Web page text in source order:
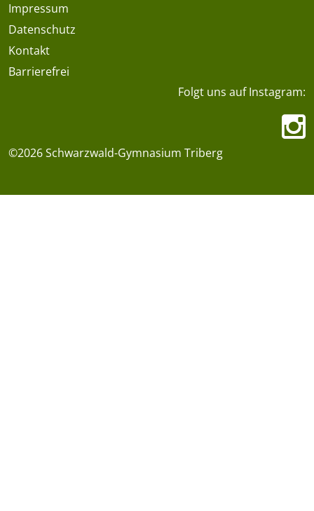
Impressum
Datenschutz
Kontakt
Barrierefrei
Folgt uns auf Instagram:
©2026 Schwarzwald-Gymnasium Triberg